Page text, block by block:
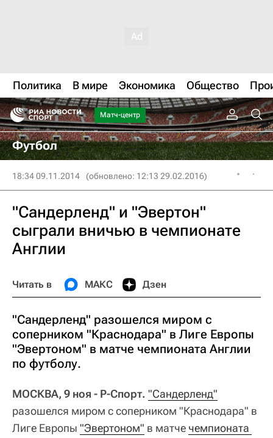
Политика В мире Экономика Общество
Матч-центр
Футбол
18:34 09.11.2014 (обновлено: 12:13 29.02.2016)
"Сандерленд" и "Эвертон"
сыграли вничью в чемпионате
Англии
Читать в МАКС Дзен
"Сандерленд" разошелся миром с
соперником "Краснодара" в Лиге Европы
"Эвертоном" в матче чемпионата Англии
по футболу.
МОСКВА, 9 ноя - Р-Спорт. "Сандерленд"
разошелся миром с соперником "Краснодара" в
Лиге Европы "Эвертоном" в матче чемпионата